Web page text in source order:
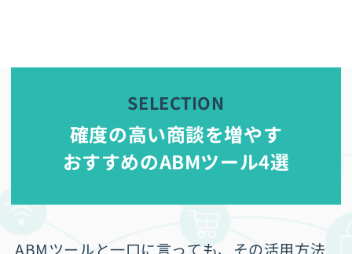
確度の高い商談を増やす
おすすめのABMツール4選
ABMツールと一口に言っても、その活用方法